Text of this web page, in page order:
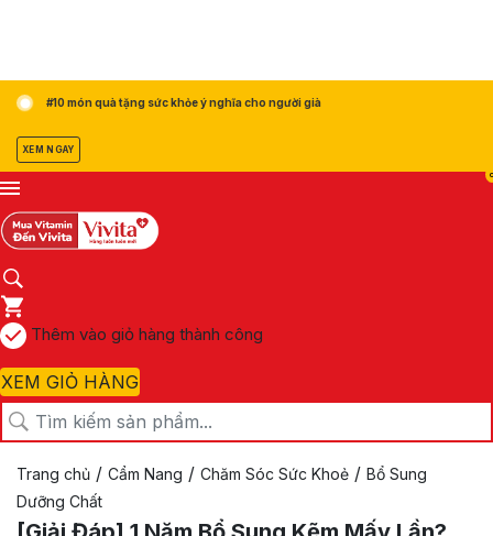
#10 món quà tặng sức khỏe ý nghĩa cho người già
XEM NGAY
0
Thêm vào giỏ hàng thành công
XEM GIỎ HÀNG
Trang chủ / Cẩm Nang / Chăm Sóc Sức Khoẻ / Bổ Sung
Dưỡng Chất